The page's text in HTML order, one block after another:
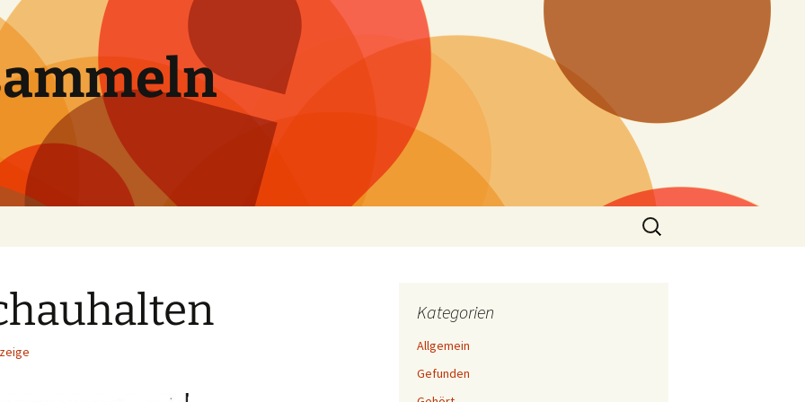
Suchen
nach:
Kategorien
Allgemein
Gefunden